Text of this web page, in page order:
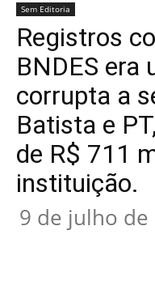
Sem Editoria
Registros
BNDES era
corrupta a
Batista e
de R$ 711
instituição.
9 de julho de